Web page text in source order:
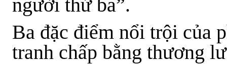
người thứ ba”.
Ba đặc điểm nổi trội của
tranh chấp bằng thương